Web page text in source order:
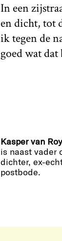
In een
en dicht, tot
ik tegen de
goed wat dat
Kasper van
is naast vader
dichter, ex-
postbode.